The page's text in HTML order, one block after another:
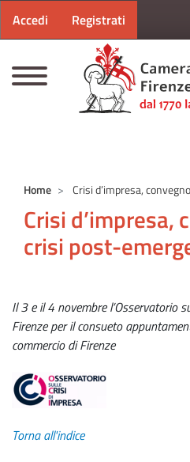
Menu profilo utente
Accedi Registrati
Home Crisi d’impresa,
Crisi d’impresa,
crisi post-
Il 3 e il 4 novembre l’Osservatorio
Firenze per il consueto
commercio di Firenze
Torna all'indice